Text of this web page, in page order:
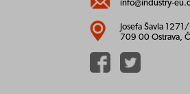
info@industry-
Josefa Šavla
709 00 Ostrava,